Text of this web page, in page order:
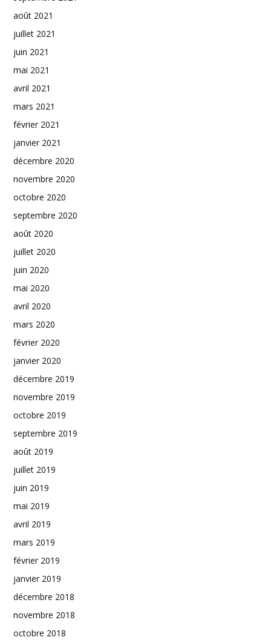
août 2021
juillet 2021
juin 2021
mai 2021
avril 2021
mars 2021
février 2021
janvier 2021
décembre 2020
novembre 2020
octobre 2020
septembre 2020
août 2020
juillet 2020
juin 2020
mai 2020
avril 2020
mars 2020
février 2020
janvier 2020
décembre 2019
novembre 2019
octobre 2019
septembre 2019
août 2019
juillet 2019
juin 2019
mai 2019
avril 2019
mars 2019
février 2019
janvier 2019
décembre 2018
novembre 2018
octobre 2018